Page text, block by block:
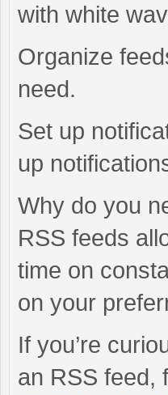
with white
Organize
need.
Set up
up
Why do you
RSS feeds
time on
on your
If you’re
an RSS feed,